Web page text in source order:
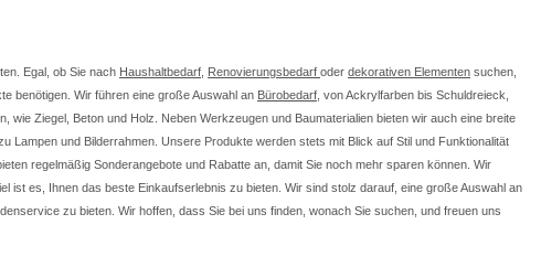
Egal, ob Sie nach Haushaltbedarf Renovierungsbedarf oder dekorativen Elementen suchen,
benötigen. Wir führen eine große Auswahl an Bürobedarf , von Ackrylfarben bis Schuldreieck,
Ziegel, Beton und Holz. Neben Werkzeugen und Baumaterialien bieten wir auch eine breite
und Bilderrahmen. Unsere Produkte werden stets mit Blick auf Stil und Funktionalität
regelmäßig Sonderangebote und Rabatte an, damit Sie noch mehr sparen können. Wir
es, Ihnen das beste Einkaufserlebnis zu bieten. Wir sind stolz darauf, eine große Auswahl an
zu bieten. Wir hoffen, dass Sie bei uns finden, wonach Sie suchen, und freuen uns